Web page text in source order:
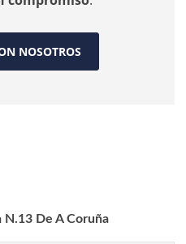
NOSOTROS
N.13 De A Coruña